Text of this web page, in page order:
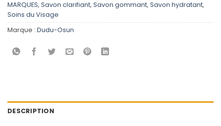
MARQUES, Savon clarifiant, Savon gommant, Savon hydratant,
Soins du Visage
Marque : Dudu-Osun
DESCRIPTION